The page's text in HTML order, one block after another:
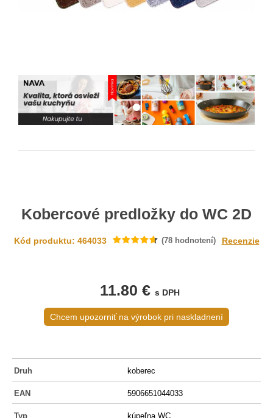
Kobercové predložky do WC 2D
Kód produktu: 464033 (78hodnotení) Recenzie
11.80 € s DPH
Chcem upozorniť na výrobok pri naskladnení
Druh koberec
EAN 5906651044033
Typ kúpeľna WC